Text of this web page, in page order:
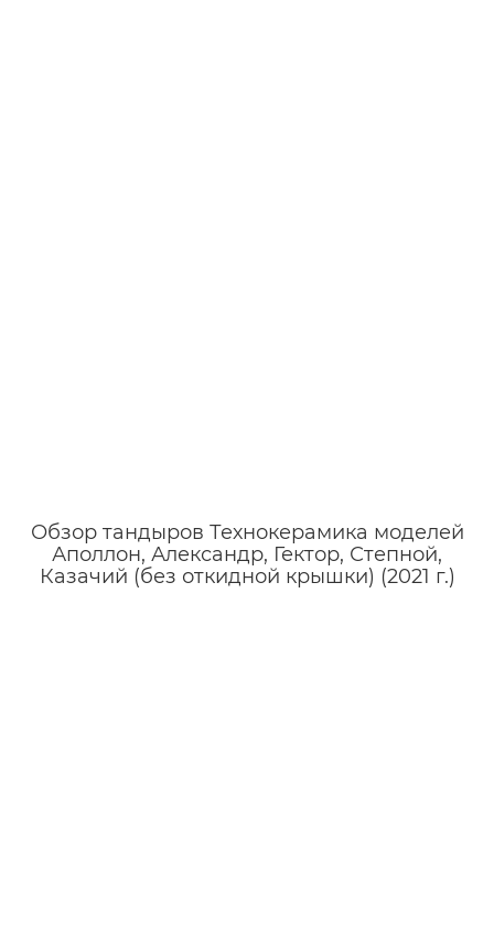
Обзор тандыров Технокерамика моделей
Аполлон, Александр, Гектор, Степной,
Казачий (без откидной крышки) (2021 г.)